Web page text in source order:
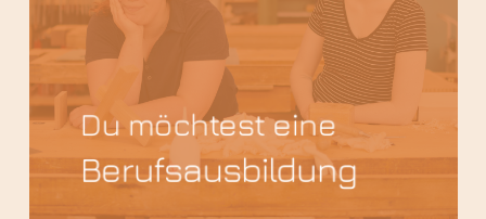
Du möchtest eine
Berufs­ausbildung